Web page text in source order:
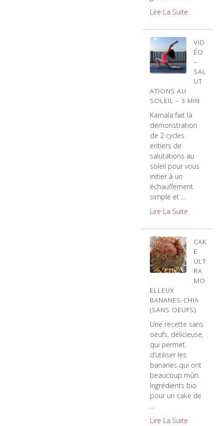
Lire La Suite
VID
ÉO
–
SAL
UT
ATIONS AU
SOLEIL – 3 MIN
Kamala fait la
démonstration
de 2 cycles
entiers de
salutations au
soleil pour vous
initier à un
échauffement
simple et …
Lire La Suite
CAK
E
ULT
RA
MO
ELLEUX
BANANES-CHIA
(SANS OEUFS)
Une recette sans
oeufs, délicieuse,
qui permet
d’utiliser les
bananes qui ont
beaucoup mûri.
Ingrédients bio
pour un cake de
…
Lire La Suite